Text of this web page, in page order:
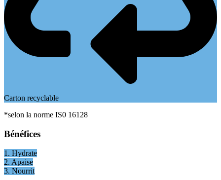
Carton recyclable
*selon la norme IS0 16128
Bénéfices
1. Hydrate
2. Apaise
3. Nourrit